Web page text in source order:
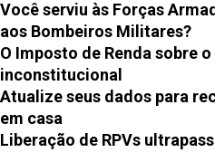
Você serviu às Forças
aos Bombeiros Militares?
O Imposto de Renda sobre
inconstitucional
Atualize seus dados para
em casa
Liberação de RPVs